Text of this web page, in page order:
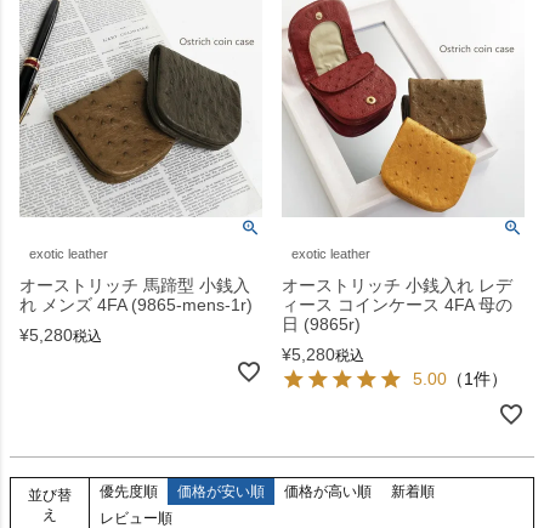
exotic leather
オーストリッチ 馬蹄型 小銭入
れ メンズ 4FA (9865-mens-1r)
¥5,280税込
exotic leather
オーストリッチ 小銭入れ レデ
ィース コインケース 4FA 母の
日 (9865r)
¥5,280税込
5.00 （1件）
並び替
え
優先度順 価格が安い順 価格が高い順
新着順
レビュー順